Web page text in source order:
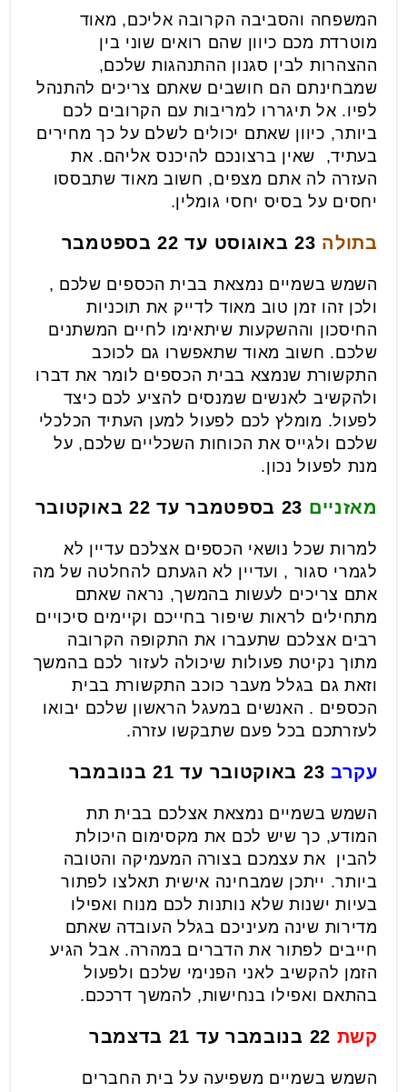
המשפחה והסביבה הקרובה אליכם, מאוד
מוטרדת מכם כיוון שהם רואים שוני בין
ההצהרות לבין סגנון ההתנהגות שלכם,
שמבחינתם הם חושבים שאתם צריכים להתנהל
לפיו. אל תיגררו למריבות עם הקרובים לכם
ביותר, כיוון שאתם יכולים לשלם על כך מחירים
בעתיד, שאין ברצונכם להיכנס אליהם. את
העזרה לה אתם מצפים, חשוב מאוד שתבססו
יחסים על בסיס יחסי גומלין.
בתולה
השמש בשמיים נמצאת בבית הכספים שלכם ,
ולכן זהו זמן טוב מאוד לדייק את תוכניות
החיסכון וההשקעות שיתאימו לחיים המשתנים
שלכם. חשוב מאוד שתאפשרו גם לכוכב
התקשורת שנמצא בבית הכספים לומר את דברו
ולהקשיב לאנשים שמנסים להציע לכם כיצד
לפעול. מומלץ לכם לפעול למען העתיד הכלכלי
שלכם ולגייס את הכוחות השכליים שלכם, על
מנת לפעול נכון.
מאזניים
למרות שכל נושאי הכספים אצלכם עדיין לא
לגמרי סגור , ועדיין לא הגעתם להחלטה של מה
אתם צריכים לעשות בהמשך, נראה שאתם
מתחילים לראות שיפור בחייכם וקיימים סיכויים
רבים אצלכם שתעברו את התקופה הקרובה
מתוך נקיטת פעולות שיכולה לעזור לכם בהמשך
וזאת גם בגלל מעבר כוכב התקשורת בבית
הכספים . האנשים במעגל הראשון שלכם יבואו
לעזרתכם בכל פעם שתבקשו עזרה.
עקרב
השמש בשמיים נמצאת אצלכם בבית תת
המודע, כך שיש לכם את מקסימום היכולת
להבין את עצמכם בצורה המעמיקה והטובה
ביותר. ייתכן שמבחינה אישית תאלצו לפתור
בעיות ישנות שלא נותנות לכם מנוח ואפילו
מדירות שינה מעיניכם בגלל העובדה שאתם
חייבים לפתור את הדברים במהרה. אבל הגיע
הזמן להקשיב לאני הפנימי שלכם ולפעול
בהתאם ואפילו בנחישות, להמשך דרככם.
קשת
השמש בשמיים משפיעה על בית החברים